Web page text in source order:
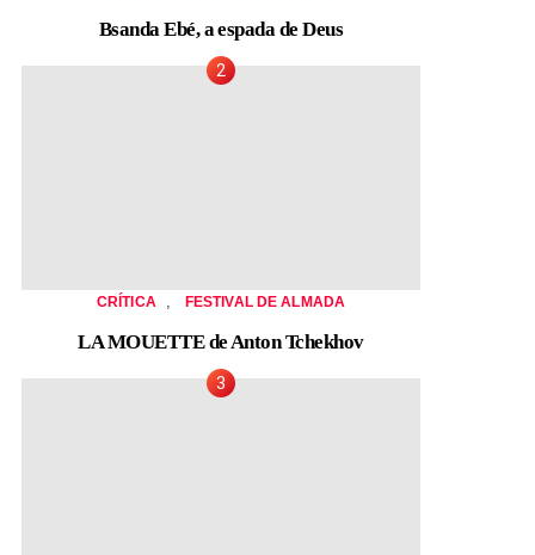
Bsanda Ebé, a espada de Deus
CRÍTICA FESTIVAL DE ALMADA
LA MOUETTE de Anton Tchekhov